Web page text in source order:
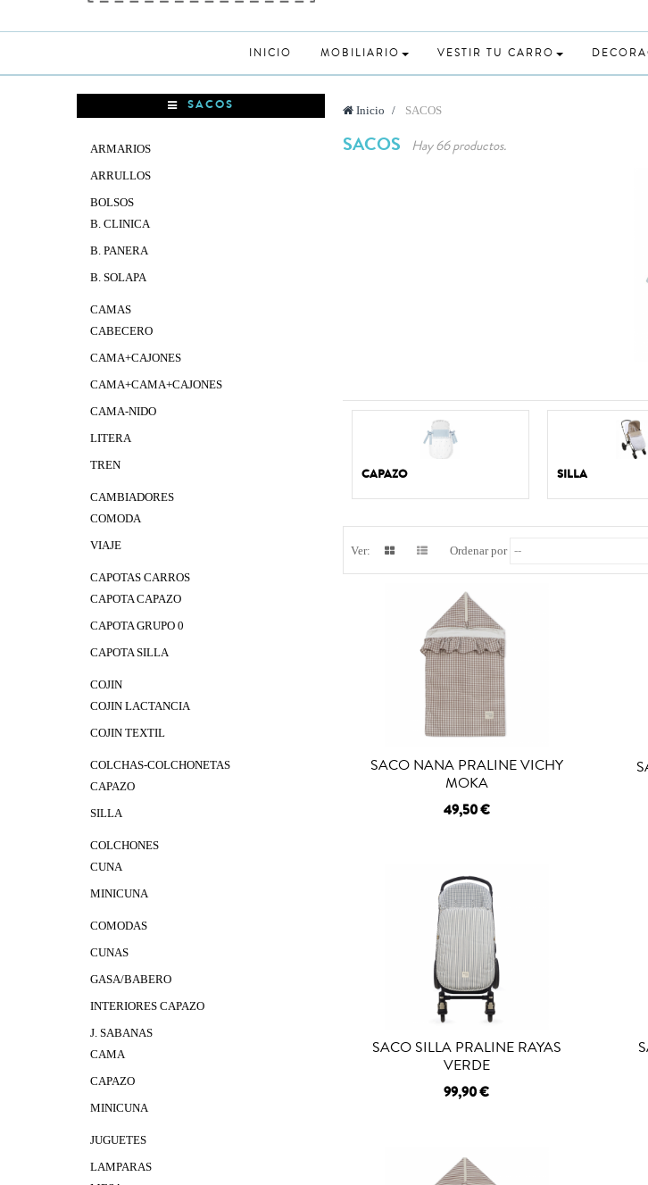
INICIO MOBILIARIO VESTIR TU CARRO
SACOS
ARMARIOS
ARRULLOS
BOLSOS
B. CLINICA
B. PANERA
B. SOLAPA
CAMAS
CABECERO
CAMA+CAJONES
CAMA+CAMA+CAJONES
CAMA-NIDO
LITERA
TREN
CAMBIADORES
COMODA
VIAJE
CAPOTAS CARROS
CAPOTA CAPAZO
CAPOTA GRUPO 0
CAPOTA SILLA
COJIN
COJIN LACTANCIA
COJIN TEXTIL
COLCHAS-COLCHONETAS
CAPAZO
SILLA
COLCHONES
CUNA
MINICUNA
COMODAS
CUNAS
GASA/BABERO
INTERIORES CAPAZO
J. SABANAS
CAMA
CAPAZO
MINICUNA
JUGUETES
LAMPARAS
Inicio > SACOS
SACOS Hay 66 productos.
CAPAZO SILLA
Ver: Ordenar por
SACO NANA PRALINE VICHY
MOKA
49,50 €
SACO SILLA PRALINE RAYAS
VERDE
99,90 €